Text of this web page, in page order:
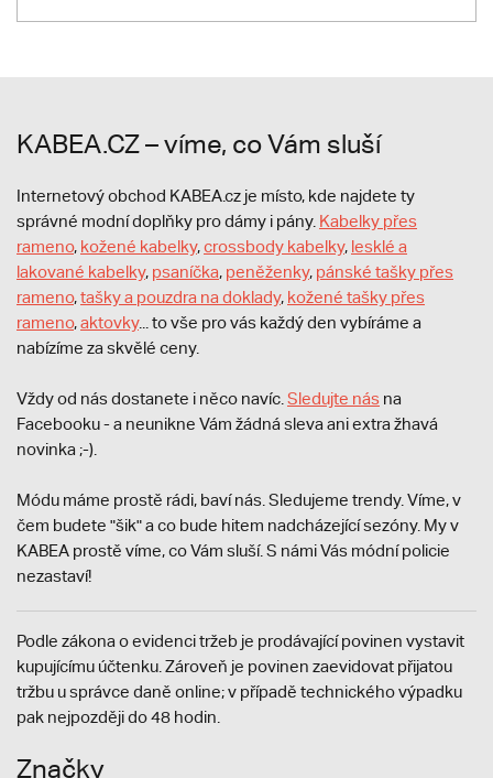
KABEA.CZ – víme, co Vám sluší
Internetový obchod KABEA.cz je místo, kde najdete ty
správné modní doplňky pro dámy i pány. Kabelky přes
rameno, kožené kabelky,crossbody kabelky, lesklé a
lakované kabelky, psaníčka, peněženky, pánské tašky přes
rameno,tašky a pouzdra na doklady, kožené tašky přes
rameno,aktovky... to vše pro vás každý den vybíráme a
nabízíme za skvělé ceny.
Vždy od nás dostanete i něco navíc. Sledujte nás na
Facebooku - a neunikne Vám žádná sleva ani extra žhavá
novinka ;-).
Módu máme prostě rádi, baví nás. Sledujeme trendy. Víme, v
čem budete "šik" a co bude hitem nadcházející sezóny. My v
KABEA prostě víme, co Vám sluší. S námi Vás módní policie
nezastaví!
Podle zákona o evidenci tržeb je prodávající povinen vystavit
kupujícímu účtenku. Zároveň je povinen zaevidovat přijatou
tržbu u správce daně online; v případě technického výpadku
pak nejpozději do 48 hodin.
Značky